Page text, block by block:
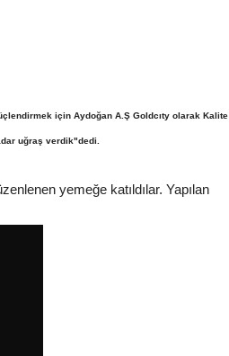
için Aydoğan A.Ş Goldcıty olarak Kalite
uğraş verdik"dedi.
yemeğe katıldılar. Yapılan